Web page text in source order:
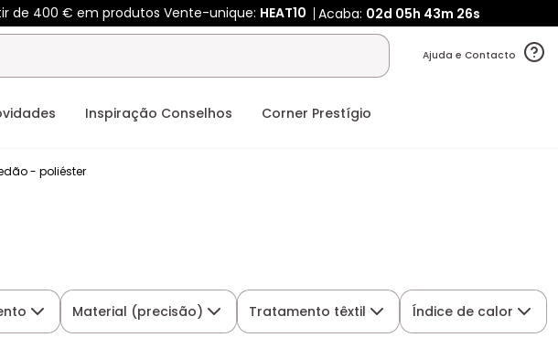
de 400 € em produtos Vente-unique: HEAT10 Acaba: 02d 05h 43m 25s
Ajuda e Contacto
Inspiração Conselhos Corner Prestígio
- poliéster
Material (precisão) Tratamento têxtil Índice de calor